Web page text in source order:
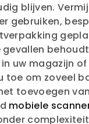
blijven.
gebruiken,
uw magazijn
om zoveel
toevoegen
mobiele